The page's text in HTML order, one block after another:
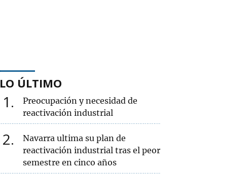
LO ÚLTIMO
1
Preocupación y necesidad de
reactivación industrial
2
Navarra ultima su plan de
reactivación industrial tras el peor
semestre en cinco años